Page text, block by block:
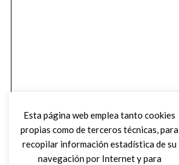
Esta página web emplea tanto cookies
propias como de terceros técnicas, para
recopilar información estadística de su
navegación por Internet y para